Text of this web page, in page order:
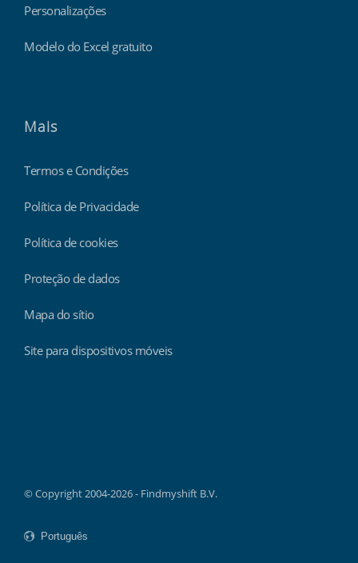
Personalizações
Modelo do Excel gratuito
Mais
Termos e Condições
Política de Privacidade
Política de cookies
Proteção de dados
Mapa do sítio
Site para dispositivos móveis
© Copyright 2004-2026 - Findmyshift B.V.